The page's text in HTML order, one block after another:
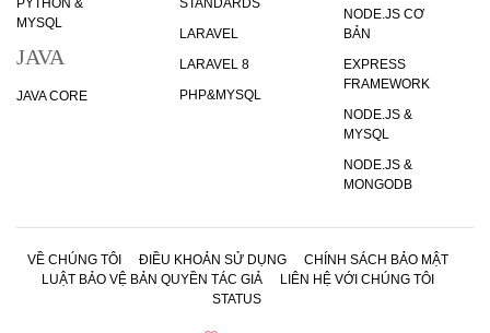
PYTHON &
MYSQL
JAVA
JAVA CORE
STANDARDS
LARAVEL
LARAVEL 8
PHP&MYSQL
NODE.JS CƠ
BẢN
EXPRESS
FRAMEWORK
NODE.JS &
MYSQL
NODE.JS &
MONGODB
VỀ CHÚNG TÔI ĐIỀU KHOẢN SỬ DỤNG
CHÍNH SÁCH BẢO MẬT
LUẬT BẢO VỆ BẢN QUYỀN TÁC GIẢ
LIÊN HỆ VỚI CHÚNG TÔI
STATUS